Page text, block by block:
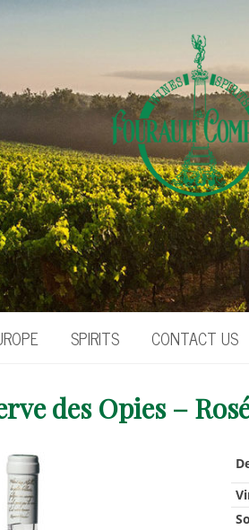
SPIRITS CONTACT US
des Opies –